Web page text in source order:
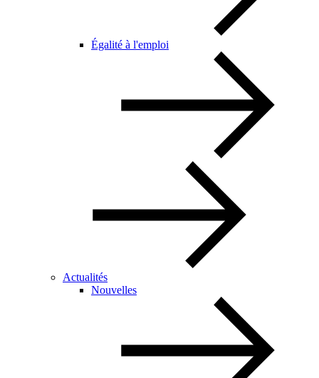
Égalité à l'emploi
Actualités
Nouvelles